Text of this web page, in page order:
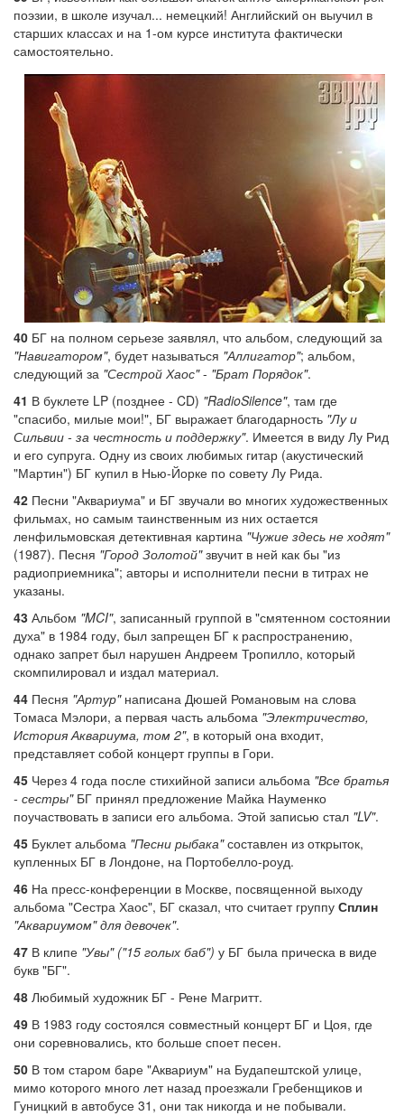
поэзии, в школе изучал... немецкий! Английский он выучил в
старших классах и на 1-ом курсе института фактически
самостоятельно.
40 БГ на полном серьезе заявлял, что альбом, следующий за
"Навигатором", будет называться "Аллигатор"; альбом,
следующий за "Сестрой Хаос"- "Брат Порядок".
41 В буклете LP (позднее - CD) "RadioSilence", там где
"спасибо, милые мои!", БГ выражает благодарность "Лу и
Сильвии - за честность и поддержку". Имеется в виду Лу Рид
и его супруга. Одну из своих любимых гитар (акустический
"Мартин") БГ купил в Нью-Йорке по совету Лу Рида.
42 Песни "Аквариума" и БГ звучали во многих художественных
фильмах, но самым таинственным из них остается
ленфильмовская детективная картина "Чужие здесь не ходят"
(1987). Песня "Город Золотой"звучит в ней как бы "из
радиоприемника"; авторы и исполнители песни в титрах не
указаны.
43 Альбом "MCI", записанный группой в "смятенном состоянии
духа" в 1984 году, был запрещен БГ к распространению,
однако запрет был нарушен Андреем Тропилло, который
скомпилировал и издал материал.
44 Песня "Артур"написана Дюшей Романовым на слова
Томаса Мэлори, а первая часть альбома "Электричество,
История Аквариума, том 2", в который она входит,
представляет собой концерт группы в Гори.
45 Через 4 года после стихийной записи альбома "Все братья
- сестры"БГ принял предложение Майка Науменко
поучаствовать в записи его альбома. Этой записью стал "LV".
45 Буклет альбома "Песни рыбака"составлен из открыток,
купленных БГ в Лондоне, на Портобелло-роуд.
46 На пресс-конференции в Москве, посвященной выходу
альбома "Сестра Хаос", БГ сказал, что считает группу Сплин
"Аквариумом" для девочек".
47 В клипе "Увы" ("15 голых баб") у БГ была прическа в виде
букв "БГ".
48 Любимый художник БГ - Рене Магритт.
49 В 1983 году состоялся совместный концерт БГ и Цоя, где
они соревновались, кто больше споет песен.
50 В том старом баре "Аквариум" на Будапештской улице,
мимо которого много лет назад проезжали Гребенщиков и
Гуницкий в автобусе 31, они так никогда и не побывали.